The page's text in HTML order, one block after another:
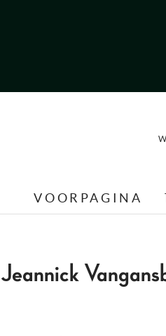
VOORPAGINA
Jeannick